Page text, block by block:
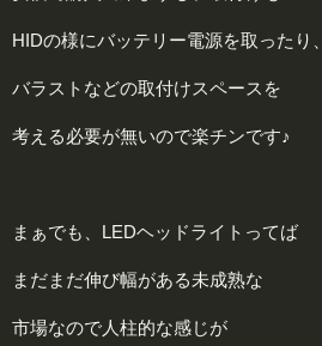
HIDの様にバッテリー電源を取ったり、
バラストなどの取付けスペースを
考える必要が無いので楽チンです♪
まぁでも、LEDヘッドライトってば
まだまだ伸び幅がある未成熟な
市場なので人柱的な感じが